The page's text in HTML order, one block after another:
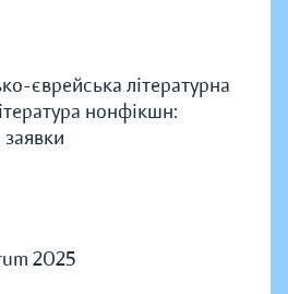
єврейська літературна
нонфікшн:
2025